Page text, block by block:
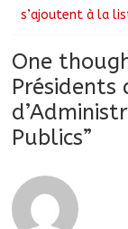
s’ajoutent à la
One
Présidents
Publics”